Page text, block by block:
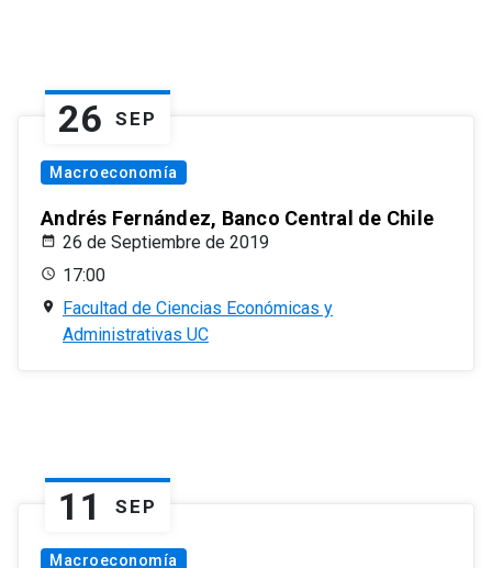
26 SEP
Macroeconomía
Andrés Fernández, Banco Central de Chile
26 de Septiembre de 2019
17:00
Facultad de Ciencias Económicas y
Administrativas UC
11 SEP
Macroeconomía